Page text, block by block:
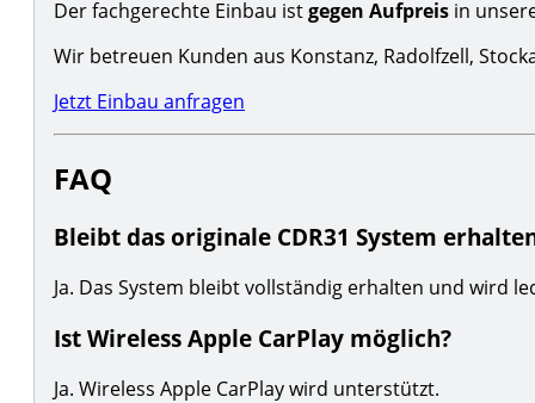
Der fachgerechte Einbau istgegen Aufpreis in
Wir betreuen Kunden aus Konstanz, Radolfzell,
Jetzt Einbau anfragen
FAQ
Bleibt das originale CDR31 System
Ja. Das System bleibt vollständig erhalten und wird
Ist Wireless Apple CarPlay möglich?
Ja. Wireless Apple CarPlay wird unterstützt.